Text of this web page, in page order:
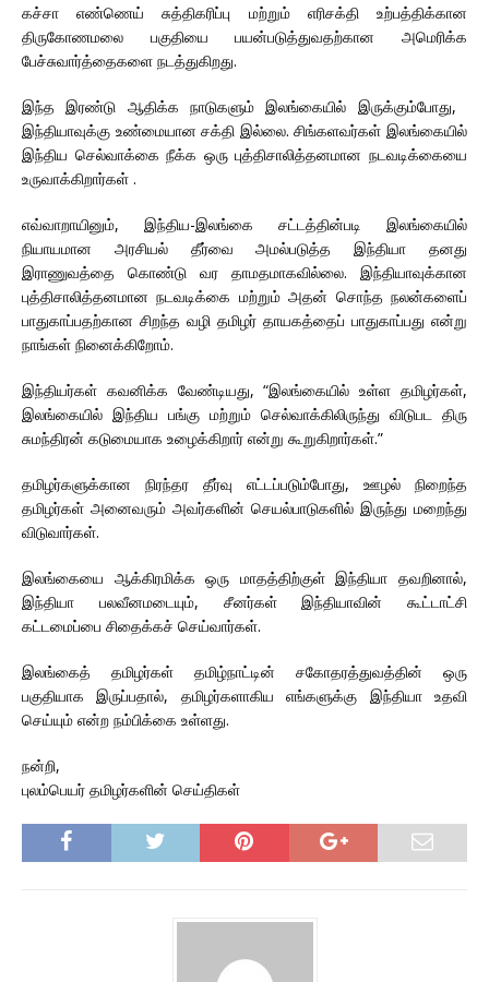
கச்சா எண்ணெய் சுத்திகரிப்பு மற்றும் எரிசக்தி உற்பத்திக்கான
திருகோணமலை பகுதியை பயன்படுத்துவதற்கான அமெரிக்க
பேச்சுவார்த்தைகளை நடத்துகிறது.
இந்த இரண்டு ஆதிக்க நாடுகளும் இலங்கையில் இருக்கும்போது, ​​
இந்தியாவுக்கு உண்மையான சக்தி இல்லை. சிங்களவர்கள் இலங்கையில்
இந்திய செல்வாக்கை நீக்க ஒரு புத்திசாலித்தனமான நடவடிக்கையை
உருவாக்கிறார்கள் .
எவ்வாறாயினும், இந்திய-இலங்கை சட்டத்தின்படி இலங்கையில்
நியாயமான அரசியல் தீர்வை அமல்படுத்த இந்தியா தனது
இராணுவத்தை கொண்டு வர தாமதமாகவில்லை. இந்தியாவுக்கான
புத்திசாலித்தனமான நடவடிக்கை மற்றும் அதன் சொந்த நலன்களைப்
பாதுகாப்பதற்கான சிறந்த வழி தமிழர் தாயகத்தைப் பாதுகாப்பது என்று
நாங்கள் நினைக்கிறோம்.
இந்தியர்கள் கவனிக்க வேண்டியது, “இலங்கையில் உள்ள தமிழர்கள்,
இலங்கையில் இந்திய பங்கு மற்றும் செல்வாக்கிலிருந்து விடுபட திரு
சுமந்திரன் கடுமையாக உழைக்கிறார் என்று கூறுகிறார்கள்.”
தமிழர்களுக்கான நிரந்தர தீர்வு எட்டப்படும்போது, ​​ஊழல் நிறைந்த
தமிழர்கள் அனைவரும் அவர்களின் செயல்பாடுகளில் இருந்து மறைந்து
விடுவார்கள்.
இலங்கையை ஆக்கிரமிக்க ஒரு மாதத்திற்குள் இந்தியா தவறினால்,
இந்தியா பலவீனமடையும், சீனர்கள் இந்தியாவின் கூட்டாட்சி
கட்டமைப்பை சிதைக்கச் செய்வார்கள்.
இலங்கைத் தமிழர்கள் தமிழ்நாட்டின் சகோதரத்துவத்தின் ஒரு
பகுதியாக இருப்பதால், தமிழர்களாகிய எங்களுக்கு இந்தியா உதவி
செய்யும் என்ற நம்பிக்கை உள்ளது.
நன்றி,
புலம்பெயர் தமிழர்களின் செய்திகள்